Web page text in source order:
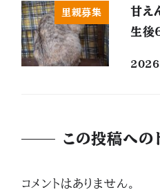
里親募集
甘え
生後
この投稿への
コメントはありません。